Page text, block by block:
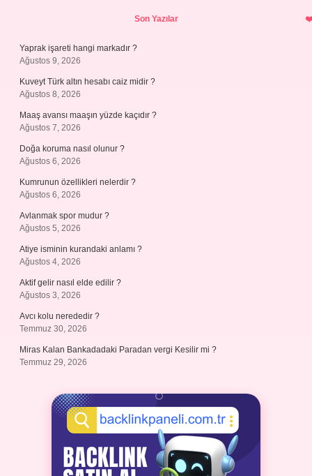
Son Yazılar
Yaprak işareti hangi markadır ?
Ağustos 9, 2026
Kuveyt Türk altın hesabı caiz midir ?
Ağustos 8, 2026
Maaş avansı maaşın yüzde kaçıdır ?
Ağustos 7, 2026
Doğa koruma nasıl olunur ?
Ağustos 6, 2026
Kumrunun özellikleri nelerdir ?
Ağustos 6, 2026
Avlanmak spor mudur ?
Ağustos 5, 2026
Atiye isminin kurandaki anlamı ?
Ağustos 4, 2026
Aktif gelir nasıl elde edilir ?
Ağustos 3, 2026
Avcı kolu nerededir ?
Temmuz 30, 2026
Miras Kalan Bankadadaki Paradan vergi Kesilir mi ?
Temmuz 29, 2026